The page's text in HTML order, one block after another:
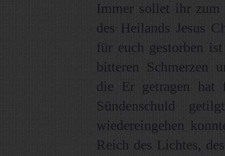
Immer sollet ihr
des Heilands Jesus
für euch gestorben
bitteren Schmerzen
die Er getragen hat
Sündenschuld
wiedereingehen
Reich des Lichtes,